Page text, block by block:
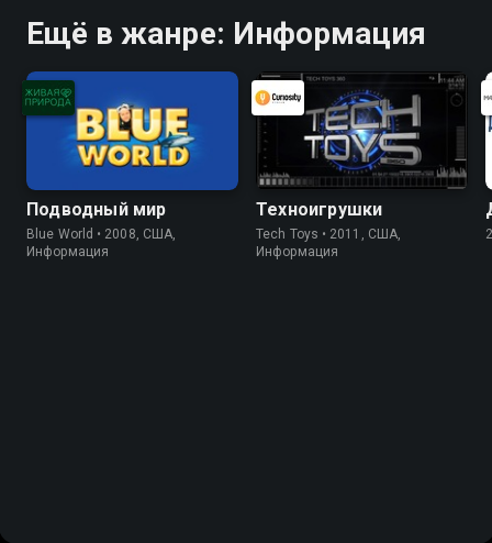
Ещё в жанре: Информация
Подводный мир
Blue World • 2008, США,
Информация
Техноигрушки
Tech Toys • 2011, США,
Информация